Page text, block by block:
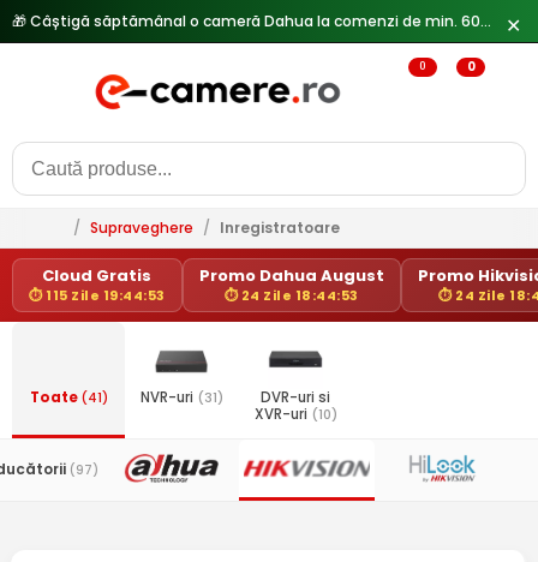
🔥Reduceri de pana la 25% doar in luna iulie → Vezi ofertele
✕
0 0
/ Supraveghere / Inregistratoare
Cloud Gratis
⏱ 115 Zile 19:44:53
Promo Dahua August
⏱ 24 Zile 18:44:53
Promo
⏱ 24 Zile
Toate(41) NVR-uri (31)
DVR-uri si
XVR-uri (10)
(97)